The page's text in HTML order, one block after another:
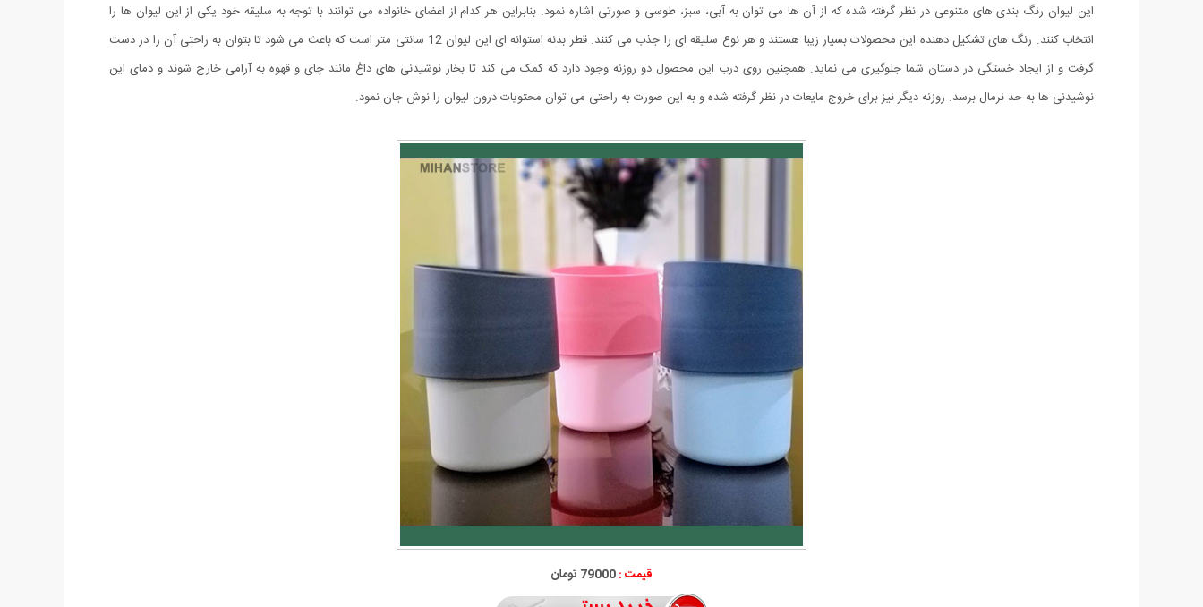
این لیوان رنگ بندی های متنوعی در نظر گرفته شده که از آن ها می توان به آبی، سبز، طوسی و صورتی اشاره نمود. بنابراین هر کدام از اعضای خانواده می ‌توانند با توجه به سلیقه خود یکی از این لیوان ها را
انتخاب کنند. رنگ های تشکیل دهنده این محصولات بسیار زیبا هستند و هر نوع سلیقه ای را جذب می کنند. قطر بدنه استوانه ای این لیوان 12 سانتی متر است که باعث می شود تا بتوان به راحتی آن را در دست
گرفت و از ایجاد خستگی در دستان شما جلوگیری می نماید. همچنین روی درب این محصول دو روزنه وجود دارد که کمک می کند تا بخار نوشیدنی های داغ مانند چای و قهوه به آرامی خارج شوند و دمای این
نوشیدنی ها به حد نرمال برسد. روزنه دیگر نیز برای خروج مایعات در نظر گرفته شده و به این صورت به راحتی می توان محتویات درون لیوان را نوش جان نمود.
قیمت :79000 تومان